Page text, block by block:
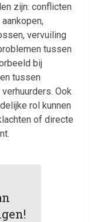
zijn: conflicten
vervuiling
tussen
bij
tussen
Ook
rol kunnen
of directe